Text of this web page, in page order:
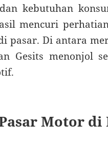
kebutuhan
mencuri
pasar. Di antara
Gesits menonjol
Motor